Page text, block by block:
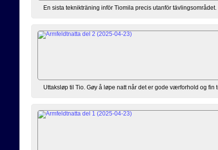
En sista teknikträning inför Tiomila precis utanför
Uttaksløp til Tio. Gøy å løpe natt når det er gode værforhold og